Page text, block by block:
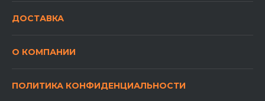
ДОСТАВКА
О КОМПАНИИ
ПОЛИТИКА КОНФИДЕНЦИАЛЬНОСТИ